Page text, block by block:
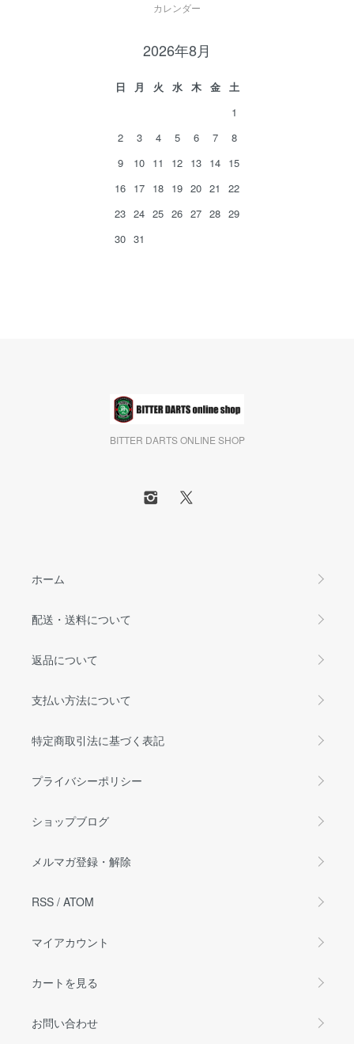
カレンダー
2026年8月
日 月 火 水 木 金
土
1
2
3 4 5 6 7
8
9
10 11 12 13 14 15
16 17 18 19 20 21
22
23 24 25 26 27 28 29
30 31
BITTER DARTS ONLINE SHOP
ホーム
配送・送料について
返品について
支払い方法について
特定商取引法に基づく表記
プライバシーポリシー
ショップブログ
メルマガ登録・解除
RSS / ATOM
マイアカウント
カートを見る
お問い合わせ